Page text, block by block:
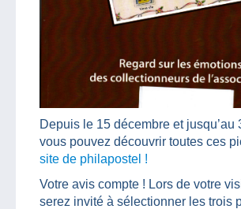
Depuis le 15 décembre et jusqu’au
vous pouvez découvrir toutes ces
site de philapostel !
Votre avis compte ! Lors de votre
serez invité à sélectionner les trois